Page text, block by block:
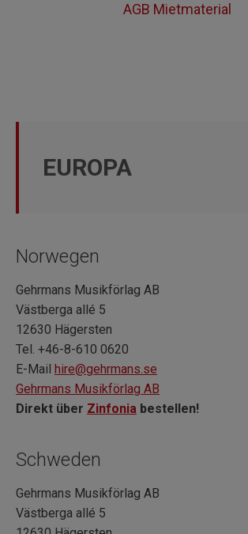
AGB Mietmaterial
EUROPA
Norwegen
Gehrmans Musikförlag AB
Västberga allé 5
12630 Hägersten
Tel. +46-8-610 0620
E-Mail hire@gehrmans.se
Gehrmans Musikförlag AB
Direkt über Zinfonia bestellen!
Schweden
Gehrmans Musikförlag AB
Västberga allé 5